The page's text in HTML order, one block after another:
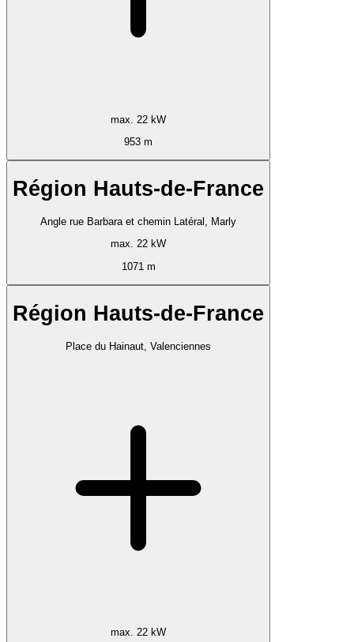
max. 22 kW
953 m
Région Hauts-de-France
Angle rue Barbara et chemin Latéral, Marly
max. 22 kW
1071 m
Région Hauts-de-France
Place du Hainaut, Valenciennes
max. 22 kW